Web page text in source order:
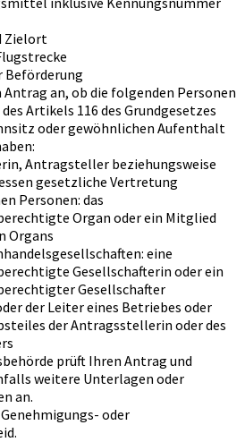
Zielort
Beförderung
Antrag an, ob die folgenden Personen
Artikels 116 des Grundgesetzes
oder gewöhnlichen Aufenthalt
Antragsteller beziehungsweise
gesetzliche Vertretung
Personen: das
Organ oder ein Mitglied
Organs
eine
Gesellschafterin oder ein
Gesellschafter
der Leiter eines Betriebes oder
der Antragsstellerin oder des
prüft Ihren Antrag und
weitere Unterlagen oder
an.
oder